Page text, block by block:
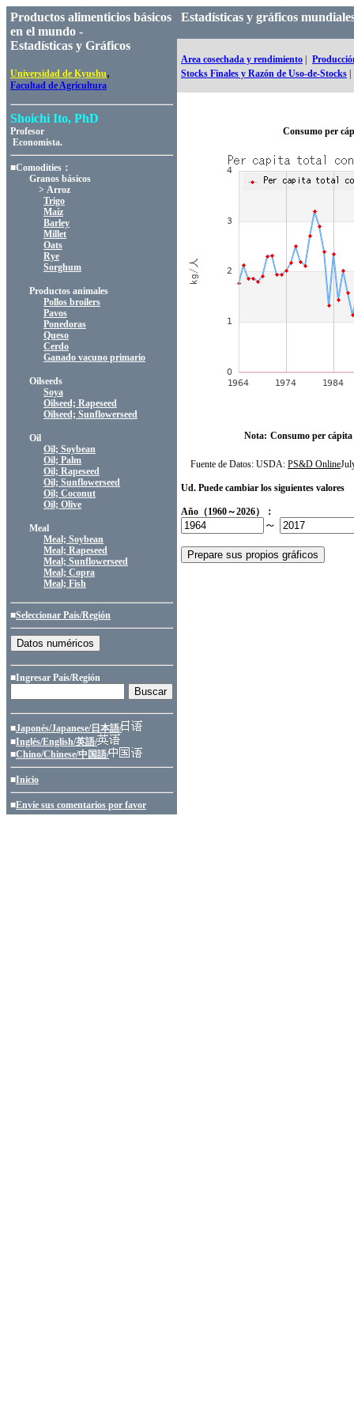
Productos alimenticios básicos
en el mundo -
Estadísticas y Gráficos
Universidad de Kyushu,
Facultad de Agricultura
Shoichi Ito, PhD
Profesor
Economista.
■Comodities：
Granos básicos
> Arroz
Trigo
Maíz
Barley
Millet
Oats
Rye
Sorghum
Productos animales
Pollos broilers
Pavos
Ponedoras
Queso
Cerdo
Ganado vacuno primario
Oilseeds
Soya
Oilseed; Rapeseed
Oilseed; Sunflowerseed
Oil
Oil; Soybean
Oil; Palm
Oil; Rapeseed
Oil; Sunflowerseed
Oil; Coconut
Oil; Olive
Meal
Meal; Soybean
Meal; Rapeseed
Meal; Sunflowerseed
Meal; Copra
Meal; Fish
■Seleccionar País/Región
■Ingresar País/Región
■Japonés/Japanese/日本語/
■Inglés/English/英語/
■Chino/Chinese/中国語/
■Inicio
■Envíe sus comentarios por favor
Estadísticas y gráficos
Area cosechada y rendimiento
Stocks Finales y Razón de Uso-de-Stocks
Consumo per
Nota: Consumo per cápita
Fuente de Datos: USDA: PS&D Online
Ud. Puede cambiar los siguientes valores
Año（1960～2026）：
～